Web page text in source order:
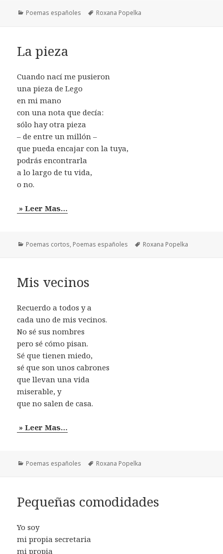
Categorías
Poemas españoles Etiquetas
Roxana Popelka
La pieza
Cuando nací me pusieron
una pieza de Lego
en mi mano
con una nota que decía:
sólo hay otra pieza
– de entre un millón –
que pueda encajar con la tuya,
podrás encontrarla
a lo largo de tu vida,
o no.
» Leer Mas…
Categorías
Poemas cortos, Poemas españoles Etiquetas
Roxana Popelka
Mis vecinos
Recuerdo a todos y a
cada uno de mis vecinos.
No sé sus nombres
pero sé cómo pisan.
Sé que tienen miedo,
sé que son unos cabrones
que llevan una vida
miserable, y
que no salen de casa.
» Leer Mas…
Categorías
Poemas españoles Etiquetas
Roxana Popelka
Pequeñas comodidades
Yo soy
mi propia secretaria
mi propia